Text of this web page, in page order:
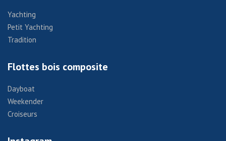
Yachting
Petit Yachting
Tradition
Flottes bois composite
Dayboat
Weekender
Croiseurs